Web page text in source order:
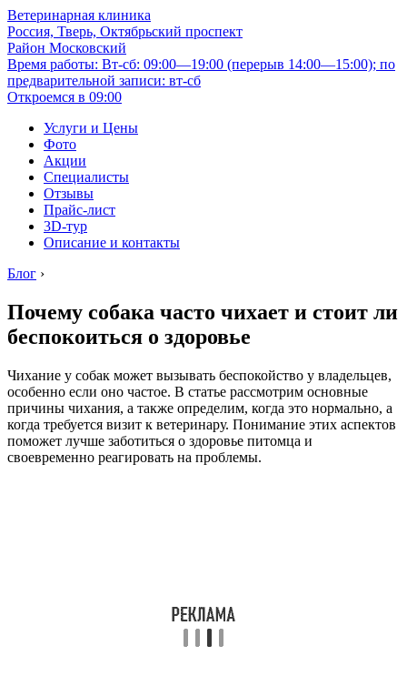
Ветеринарная клиника
Россия, Тверь, Октябрьский проспект
Район Московский
Время работы: Вт-сб: 09:00—19:00 (перерыв 14:00—15:00); по
предварительной записи: вт-сб
Откроемся в 09:00
Услуги и Цены
Фото
Акции
Специалисты
Отзывы
Прайс-лист
3D-тур
Описание и контакты
Блог ›
Почему собака часто чихает и стоит ли
беспокоиться о здоровье
Чихание у собак может вызывать беспокойство у владельцев,
особенно если оно частое. В статье рассмотрим основные
причины чихания, а также определим, когда это нормально, а
когда требуется визит к ветеринару. Понимание этих аспектов
поможет лучше заботиться о здоровье питомца и
своевременно реагировать на проблемы.